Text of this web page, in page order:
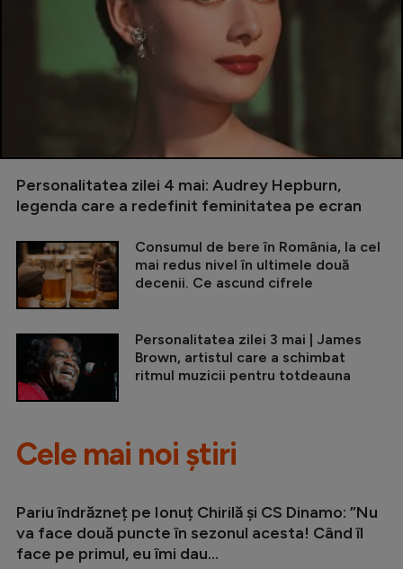
Personalitatea zilei 4 mai: Audrey Hepburn,
legenda care a redefinit feminitatea pe ecran
Consumul de bere în România, la cel
mai redus nivel în ultimele două
decenii. Ce ascund cifrele
Personalitatea zilei 3 mai | James
Brown, artistul care a schimbat
ritmul muzicii pentru totdeauna
Cele mai noi știri
Pariu îndrăzneț pe Ionuț Chirilă și CS Dinamo: ”Nu
va face două puncte în sezonul acesta! Când îl
face pe primul, eu îmi dau...